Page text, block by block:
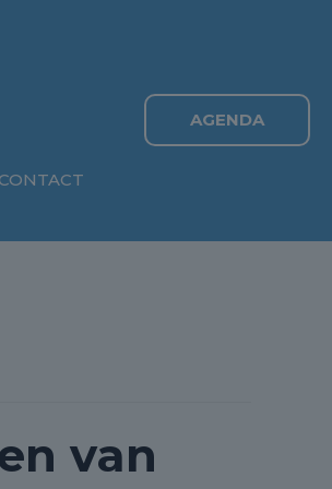
CONTACT
AGENDA
van